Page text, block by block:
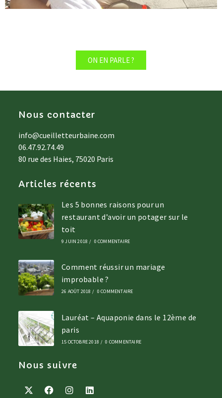
ON EN PARLE ?
Nous contacter
info@cueilletteurbaine.com
06.47.92.74.49
80 rue des Haies, 75020 Paris
Articles récents
Les 5 bonnes raisons pour un
restaurant d’avoir un potager sur le
toit
9 JUIN 2018 / 0 COMMENTAIRE
Comment réussir un mariage
improbable ?
26 AOÛT 2018 / 0 COMMENTAIRE
Lauréat – Aquaponie dans le 12ème de
paris
15 OCTOBRE 2018 / 0 COMMENTAIRE
Nous suivre